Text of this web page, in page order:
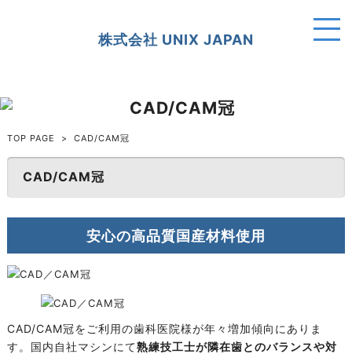
株式会社 UNIX JAPAN
TOP PAGE > CAD/CAM冠
CAD/CAM冠
安心の高品質国産材料使用
CAD/CAM冠をご利用の歯科医院様が年々増加傾向にありま
す。国内自社マシンにて熟練技工士が隣在歯とのバランスや対